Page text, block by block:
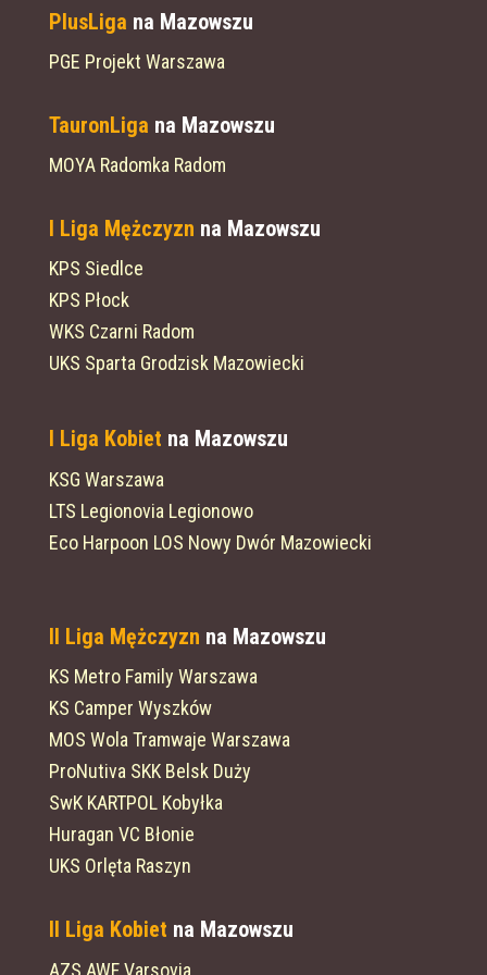
PlusLiga na Mazowszu
PGE Projekt Warszawa
TauronLiga na Mazowszu
MOYA Radomka Radom
I Liga Mężczyzn na Mazowszu
KPS Siedlce
KPS Płock
WKS Czarni Radom
UKS Sparta Grodzisk Mazowiecki
I Liga Kobiet na Mazowszu
KSG Warszawa
LTS Legionovia Legionowo
Eco Harpoon LOS Nowy Dwór Mazowiecki
II Liga Mężczyzn na Mazowszu
KS Metro Family Warszawa
KS Camper Wyszków
MOS Wola Tramwaje Warszawa
ProNutiva SKK Belsk Duży
SwK KARTPOL Kobyłka
Huragan VC Błonie
UKS Orlęta Raszyn
II Liga Kobiet na Mazowszu
AZS AWF Varsovia